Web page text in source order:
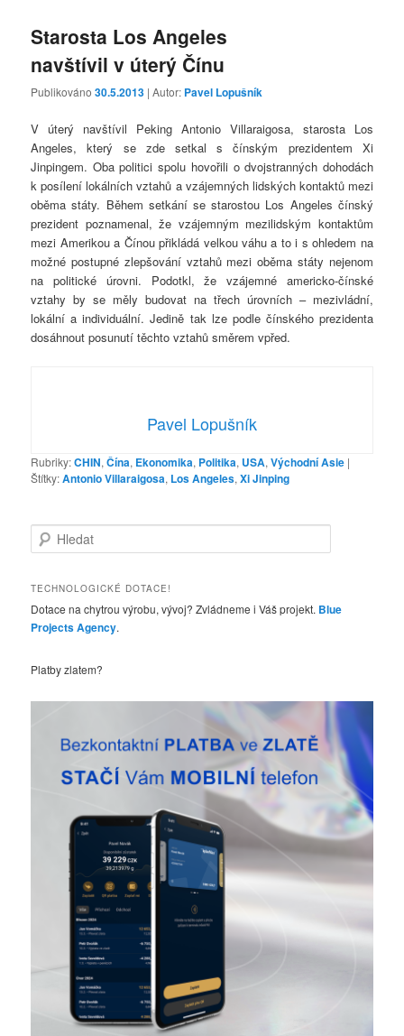
Starosta Los Angeles
navštívil v úterý Čínu
Publikováno30.5.2013 | Autor: Pavel Lopušník
V úterý navštívil Peking Antonio Villaraigosa, starosta Los
Angeles, který se zde setkal s čínským prezidentem Xi
Jinpingem. Oba politici spolu hovořili o dvojstranných dohodách
k posílení lokálních vztahů a vzájemných lidských kontaktů mezi
oběma státy. Během setkání se starostou Los Angeles čínský
prezident poznamenal, že vzájemným mezilidským kontaktům
mezi Amerikou a Čínou přikládá velkou váhu a to i s ohledem na
možné postupné zlepšování vztahů mezi oběma státy nejenom
na politické úrovni. Podotkl, že vzájemné americko-čínské
vztahy by se měly budovat na třech úrovních – mezivládní,
lokální a individuální. Jedině tak lze podle čínského prezidenta
dosáhnout posunutí těchto vztahů směrem vpřed.
Pavel Lopušník
Rubriky:CHIN,Čína, Ekonomika, Politika, USA,Východní Asie |
Štítky:Antonio Villaraigosa, Los Angeles,Xi Jinping
l
d
t
TECHNOLOGICKÉ DOTACE!
Dotace na chytrou výrobu, vývoj? Zvládneme i Váš projekt. Blue
Projects Agency.
Platby zlatem?